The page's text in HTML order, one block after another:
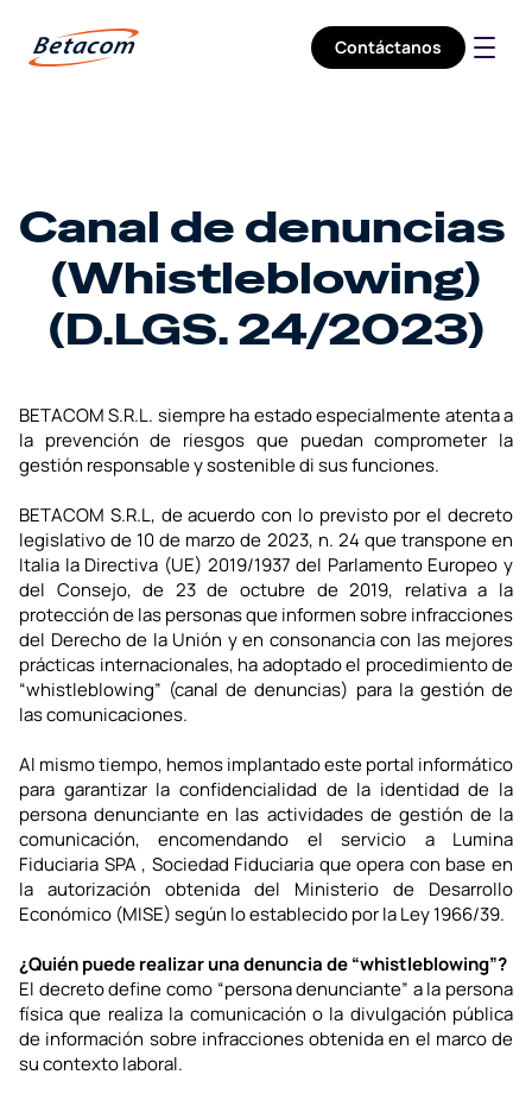
Contáctanos
Canal de denuncias
(Whistleblowing)
(D.LGS. 24/2023)
BETACOM S.R.L. siempre ha estado especialmente atenta a
la prevención de riesgos que puedan comprometer la
gestión responsable y sostenible di sus funciones.
BETACOM S.R.L, de acuerdo con lo previsto por el decreto
legislativo de 10 de marzo de 2023, n. 24 que transpone en
Italia la Directiva (UE) 2019/1937 del Parlamento Europeo y
del Consejo, de 23 de octubre de 2019, relativa a la
protección de las personas que informen sobre infracciones
del Derecho de la Unión y en consonancia con las mejores
prácticas internacionales, ha adoptado el procedimiento de
“whistleblowing” (canal de denuncias) para la gestión de
las comunicaciones.
Al mismo tiempo, hemos implantado este portal informático
para garantizar la confidencialidad de la identidad de la
persona denunciante en las actividades de gestión de la
comunicación, encomendando el servicio a Lumina
Fiduciaria SPA , Sociedad Fiduciaria que opera con base en
la autorización obtenida del Ministerio de Desarrollo
Económico (MISE) según lo establecido por la Ley 1966/39.
¿Quién puede realizar una denuncia de “whistleblowing”?
El decreto define como “persona denunciante” a la persona
física que realiza la comunicación o la divulgación pública
de información sobre infracciones obtenida en el marco de
su contexto laboral.